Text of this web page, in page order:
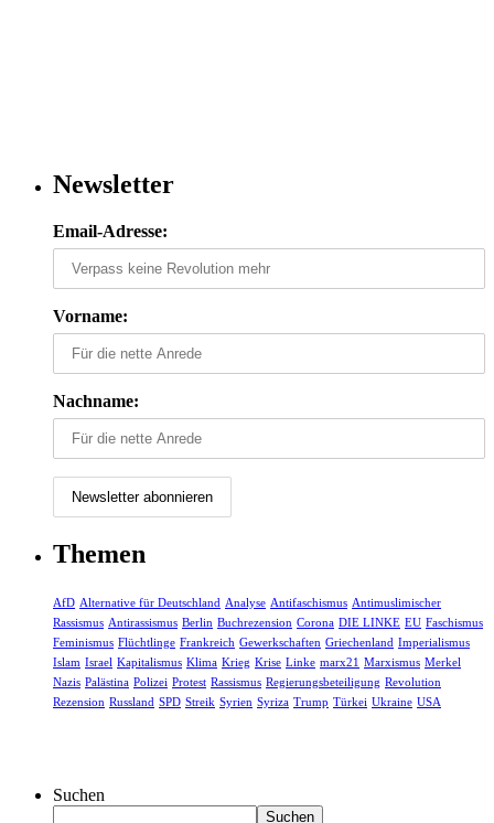
Newsletter
Email-Adresse:
Vorname:
Nachname:
Themen
AfD Alternative für Deutschland Analyse Antifaschismus Antimuslimischer
Rassismus Antirassismus Berlin Buchrezension Corona DIE LINKE EU Faschismus
Feminismus Flüchtlinge Frankreich Gewerkschaften Griechenland Imperialismus
Islam Israel Kapitalismus Klima Krieg Krise Linke marx21 Marxismus Merkel
Nazis Palästina Polizei Protest Rassismus Regierungsbeteiligung Revolution
Rezension Russland SPD Streik Syrien Syriza Trump Türkei Ukraine USA
Suchen
Suchen